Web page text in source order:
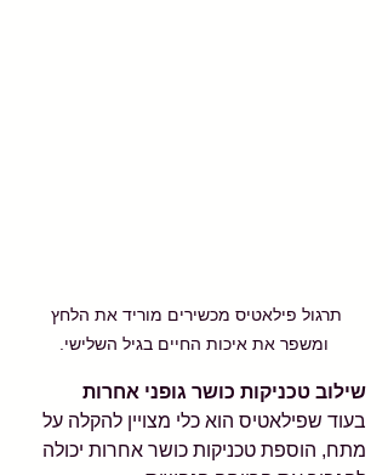
תרגול פילאטיס מכשירים מוריד את הלחץ
ומשפר את איכות החיים בגיל השלישי.
שילוב טכניקות כושר גופני אחרות
בעוד שפילאטיס הוא כלי מצויין להקלה על
מתח, הוספת טכניקות כושר אחרות יכולה